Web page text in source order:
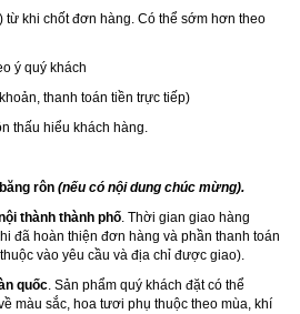
từ khi chốt đơn hàng. Có thể sớm hơn theo
ý quý khách
thanh toán tiền trực tiếp)
thấu hiểu khách hàng.
rôn (nếu có nội dung chúc mừng).
thành thành phố. Thời gian giao hàng
đã hoàn thiện đơn hàng và phần thanh toán
vào yêu cầu và địa chỉ được giao).
quốc. Sản phẩm quý khách đặt có thể
màu sắc, hoa tươi phụ thuộc theo mùa, khí